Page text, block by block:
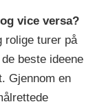
vice versa?
rolige turer på
beste ideene
Gjennom en